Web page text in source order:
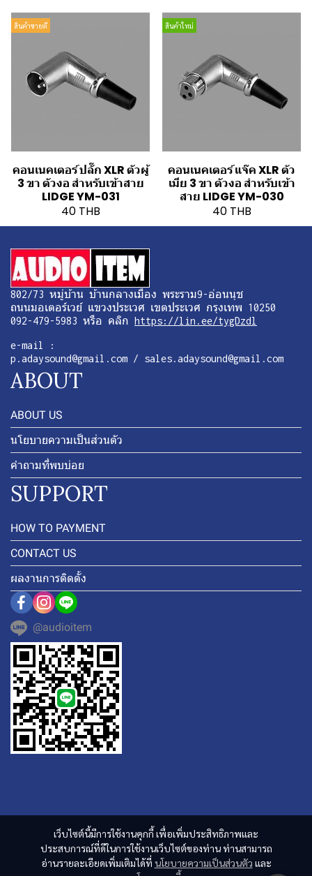
สินค้าขายดี
คอนเนคเตอร์ ปลั๊ก XLR ตัวผู้
3 ขา ตัวงอ สำหรับเข้าสาย
LIDGE YM-031
40 THB
สินค้าใหม่
คอนเนคเตอร์ แจ๊ค XLR ตัว
เมีย 3 ขา ตัวงอ สำหรับเข้า
สาย LIDGE YM-030
40 THB
เว็บไซต์นี้มีการใช้งานคุกกี้ เพื่อเพิ่มประสิทธิภาพและ
ประสบการณ์ที่ดีในการใช้งานเว็บไซต์ของท่าน ท่านสามารถ
อ่านรายละเอียดเพิ่มเติมได้ที่ นโยบายความเป็นส่วนตัว และ
802/73 หมู่บ้าน บ้านกลางเมือง พระราม9-อ่อนนุช
ถนนมอเตอร์เวย์ แขวงประเวศ เขตประเวศ กรุงเทพ 10250
092-479-5983 หรือ คลิก https://lin.ee/tygDzdl
e-mail :
p.adaysound@gmail.com / sales.adaysound@gmail.com
ABOUT
ABOUT US
นโยบายความเป็นส่วนตัว
คำถามที่พบบ่อย
SUPPORT
HOW TO PAYMENT
CONTACT US
ผลงานการติดตั้ง
@audioitem